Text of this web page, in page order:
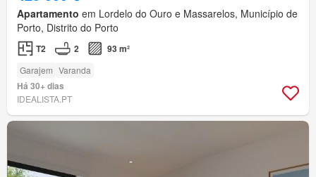
Apartamento em Lordelo do Ouro e Massarelos, Município de
Porto, Distrito do Porto
T2 2 93 m²
Garajem Varanda
Há 30+ dias
IDEALISTA.PT